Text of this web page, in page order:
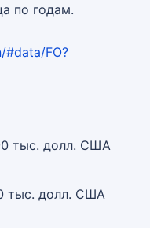
по годам.
FO?
тыс. долл. США
тыс. долл. США